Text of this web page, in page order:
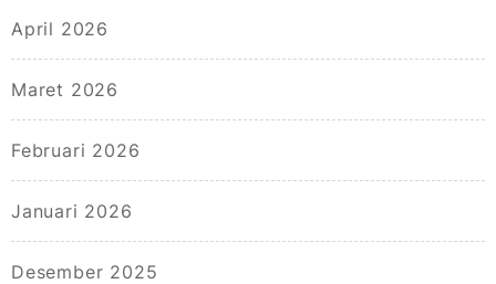
April 2026
Maret 2026
Februari 2026
Januari 2026
Desember 2025